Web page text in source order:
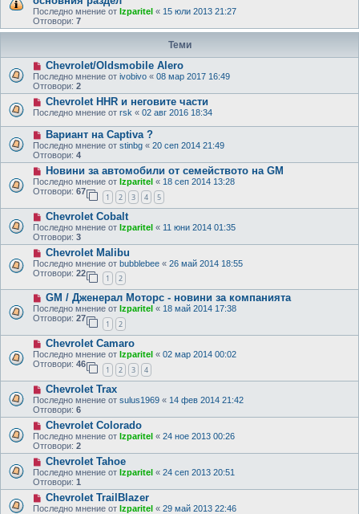
Последно мнение от Izparitel « 15 юли 2013 21:27
Отговори: 7
Теми
Chevrolet/Oldsmobile Alero
Последно мнение от ivobivo « 08 мар 2017 16:49
Отговори: 2
Chevrolet HHR и неговите части
Последно мнение от rsk « 02 авг 2016 18:34
Вариант на Captiva ?
Последно мнение от stinbg « 20 сеп 2014 21:49
Отговори: 4
Новини за автомобили от семейството на GM
Последно мнение от Izparitel « 18 сеп 2014 13:28
Отговори: 67
1 2 3 4 5
Chevrolet Cobalt
Последно мнение от Izparitel « 11 юни 2014 01:35
Отговори: 3
Chevrolet Malibu
Последно мнение от bubblebee « 26 май 2014 18:55
Отговори: 22
1 2
GM / Дженерал Моторс - новини за компанията
Последно мнение от Izparitel « 18 май 2014 17:38
Отговори: 27
1 2
Chevrolet Camaro
Последно мнение от Izparitel « 02 мар 2014 00:02
Отговори: 46
1 2 3 4
Chevrolet Trax
Последно мнение от sulus1969 « 14 фев 2014 21:42
Отговори: 6
Chevrolet Colorado
Последно мнение от Izparitel « 24 ное 2013 00:26
Отговори: 2
Chevrolet Tahoe
Последно мнение от Izparitel « 24 сеп 2013 20:51
Отговори: 1
Chevrolet TrailВlazer
Последно мнение от Izparitel « 29 май 2013 22:46